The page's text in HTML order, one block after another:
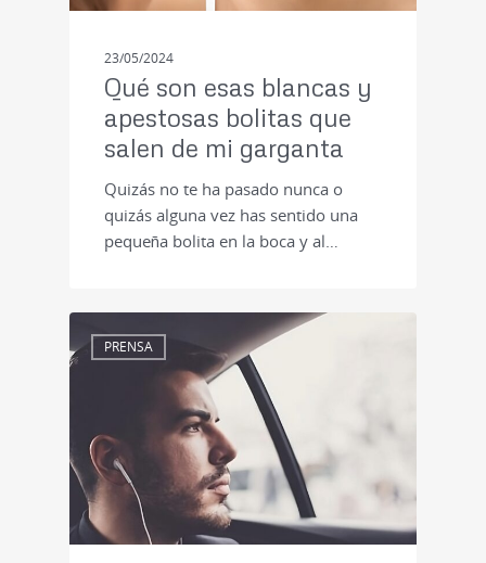
23/05/2024
Qué son esas blancas y
apestosas bolitas que
salen de mi garganta
Quizás no te ha pasado nunca o
quizás alguna vez has sentido una
pequeña bolita en la boca y al…
PRENSA